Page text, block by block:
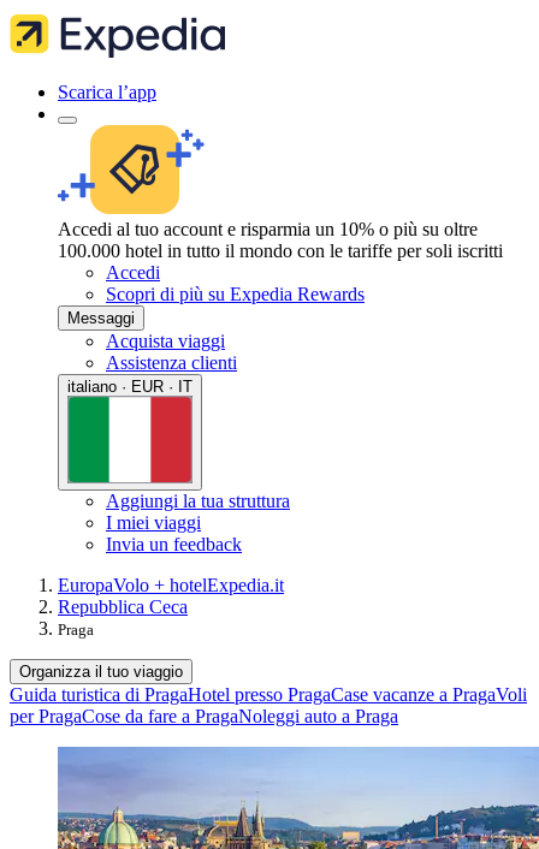
Scarica l’app
Accedi al tuo account e risparmia un 10% o più su oltre
100.000 hotel in tutto il mondo con le tariffe per soli iscritti
Accedi
Scopri di più su Expedia Rewards
Messaggi
Acquista viaggi
Assistenza clienti
italiano · EUR · IT
Aggiungi la tua struttura
I miei viaggi
Invia un feedback
EuropaVolo + hotelExpedia.it
Repubblica Ceca
Praga
Organizza il tuo viaggio
Guida turistica di PragaHotel presso PragaCase vacanze a PragaVoli
per PragaCose da fare a PragaNoleggi auto a Praga